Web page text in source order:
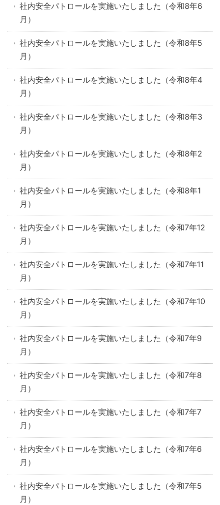
社内安全パトロールを実施いたしました（令和8年6
月）
社内安全パトロールを実施いたしました（令和8年5
月）
社内安全パトロールを実施いたしました（令和8年4
月）
社内安全パトロールを実施いたしました（令和8年3
月）
社内安全パトロールを実施いたしました（令和8年2
月）
社内安全パトロールを実施いたしました（令和8年1
月）
社内安全パトロールを実施いたしました（令和7年12
月）
社内安全パトロールを実施いたしました（令和7年11
月）
社内安全パトロールを実施いたしました（令和7年10
月）
社内安全パトロールを実施いたしました（令和7年9
月）
社内安全パトロールを実施いたしました（令和7年8
月）
社内安全パトロールを実施いたしました（令和7年7
月）
社内安全パトロールを実施いたしました（令和7年6
月）
社内安全パトロールを実施いたしました（令和7年5
月）